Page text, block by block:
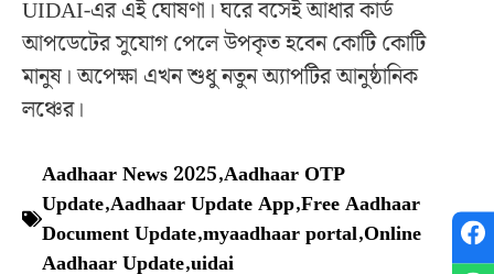
UIDAI-এর এই ঘোষণা। ঘরে বসেই আধার কার্ড
আপডেটের সুযোগ পেলে উপকৃত হবেন কোটি কোটি
মানুষ। অপেক্ষা এখন শুধু নতুন অ্যাপটির আনুষ্ঠানিক
লঞ্চের।
Aadhaar News 2025,Aadhaar OTP
Update,Aadhaar Update App,Free Aadhaar
Document Update,myaadhaar portal,Online
Aadhaar Update,uidai